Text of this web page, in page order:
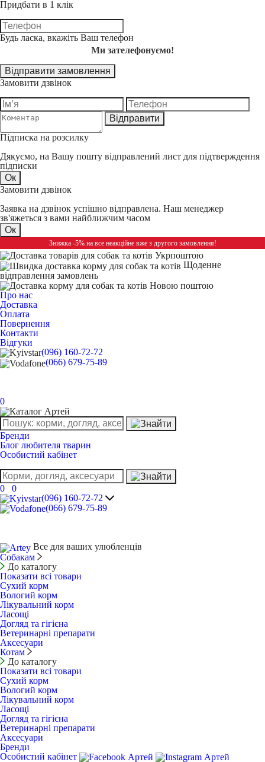
Придбати в 1 клік
Будь ласка, вкажіть Ваш телефон
Ми зателефонуємо!
Відправити замовлення
Замовити дзвінок
Відправити
Підписка на розсилку
Дякуємо, на Вашу пошту відправлений лист для підтверждення
підписки
Ок
Замовити дзвінок
Заявка на дзвінок успішно відправлена. Наш менеджер
зв'яжеться з вами найближчим часом
Ок
Знижка -5% на все неакційне вже з другого замовлення!
Щоденне
відправлення замовлень
Про нас
Доставка
Оплата
Повернення
Контакти
Відгуки
(096) 160-72-72
(066) 679-75-89
0
Бренди
Блог любителя тварин
Особистий кабінет
0
0
(096) 160-72-72
(066) 679-75-89
Все для ваших улюбленців
Собакам
До каталогу
Показати всі товари
Сухий корм
Вологий корм
Лікувальний корм
Ласощі
Догляд та гігієна
Ветеринарні препарати
Аксесуари
Котам
До каталогу
Показати всі товари
Сухий корм
Вологий корм
Лікувальний корм
Ласощі
Догляд та гігієна
Ветеринарні препарати
Аксесуари
Бренди
Особистий кабінет